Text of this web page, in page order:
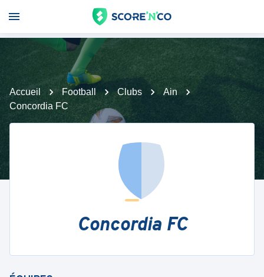
Accueil Football Clubs
Ain
Concordia FC
Concordia FC